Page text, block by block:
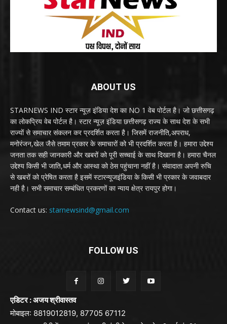
ABOUT US
STARNEWS IND स्टार न्यूज़ इंडिया देश का NO 1 वेब पोर्टल है। जो छत्तीसगढ़
का लोकप्रिय वेब पोर्टल है। स्टार न्यूज़ इंडिया छत्तीसगढ़ राज्य के साथ देश के सभी
राज्यों से समाचार संकलन कर प्रदर्शित करता है। जिसमें राजनीति,अपराध,
मनोरंजन,खेल जैसे तमाम प्रकार के समाचारों को भी प्रदर्शित करता है। हमारा उद्देश्य
जनता तक सही जानकारी और खबरों को पूरी सच्चाई के साथ दिखाना है। हमारा चैनल
उद्देश्य किसी भी जाति,धर्म और आस्था को ठेस पहुंचाना नहीं है। संवादाता अपनी रुचि
से खबरों को प्रेषित करता है इसमें स्टारन्यूजइंडिया के किसी भी प्रकार के जवाबदार
नही है। सभी समाचार सम्बंधित प्रकरणों का न्याय क्षेत्र रायपुर होगा।
Contact us: starnewsind@gmail.com
FOLLOW US
एडिटर : अजय श्रीवास्तव
मोबाइल: 8819012819, 87705 67112